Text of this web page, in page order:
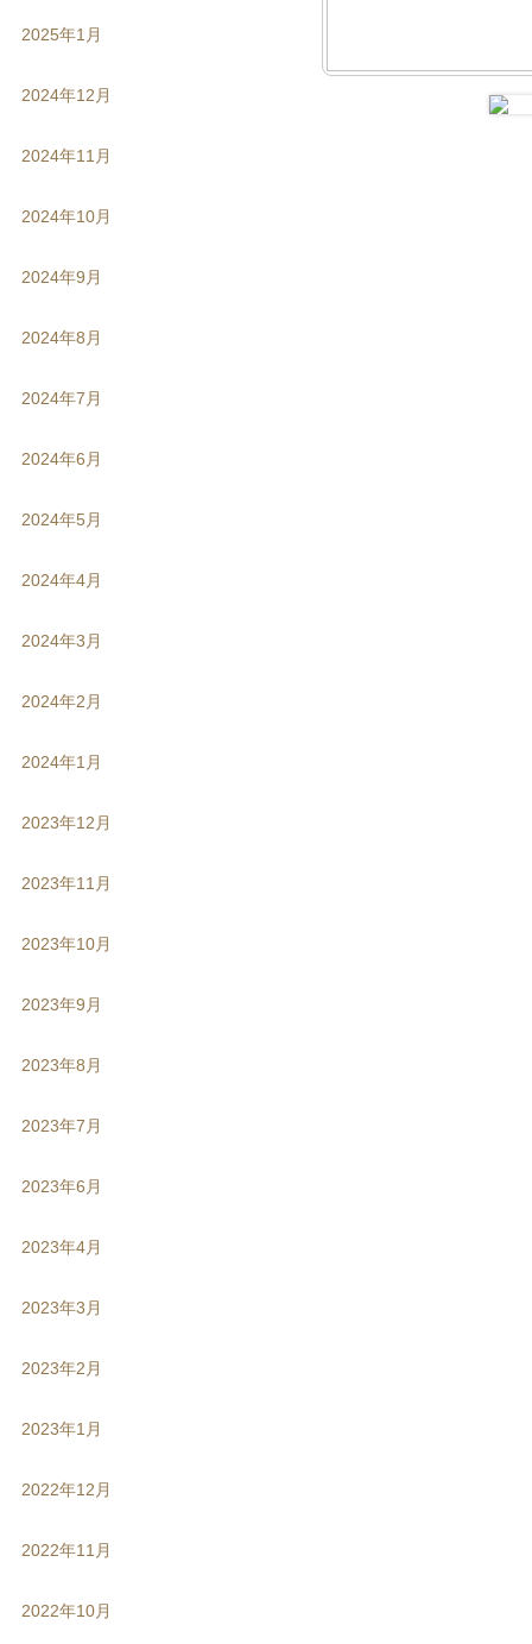
2025年1月
2024年12月
2024年11月
2024年10月
2024年9月
2024年8月
2024年7月
2024年6月
2024年5月
2024年4月
2024年3月
2024年2月
2024年1月
2023年12月
2023年11月
2023年10月
2023年9月
2023年8月
2023年7月
2023年6月
2023年4月
2023年3月
2023年2月
2023年1月
2022年12月
2022年11月
2022年10月